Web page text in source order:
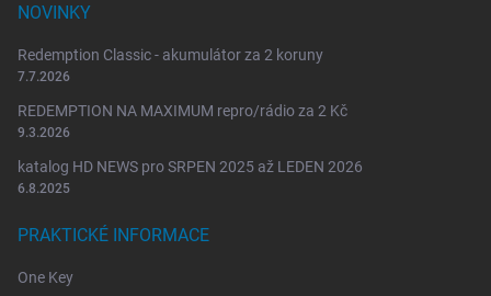
NOVINKY
Redemption Classic - akumulátor za 2 koruny
7.7.2026
REDEMPTION NA MAXIMUM repro/rádio za 2 Kč
9.3.2026
katalog HD NEWS pro SRPEN 2025 až LEDEN 2026
6.8.2025
PRAKTICKÉ INFORMACE
One Key